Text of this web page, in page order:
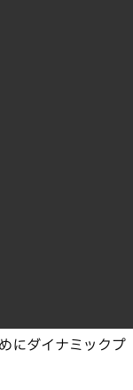
にダイナミックプ